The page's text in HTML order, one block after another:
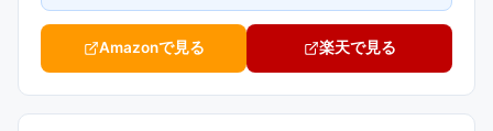
Amazonで見る 楽天で見る